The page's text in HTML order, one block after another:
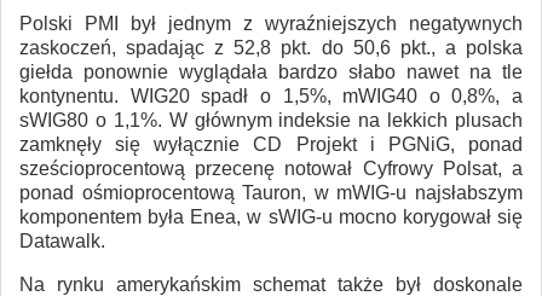
Polski PMI był jednym z wyraźniejszych negatywnych
zaskoczeń, spadając z 52,8 pkt. do 50,6 pkt., a polska
giełda ponownie wyglądała bardzo słabo nawet na tle
kontynentu. WIG20 spadł o 1,5%, mWIG40 o 0,8%, a
sWIG80 o 1,1%. W głównym indeksie na lekkich plusach
zamknęły się wyłącznie CD Projekt i PGNiG, ponad
sześcioprocentową przecenę notował Cyfrowy Polsat, a
ponad ośmioprocentową Tauron, w mWIG-u najsłabszym
komponentem była Enea, w sWIG-u mocno korygował się
Datawalk.
Na rynku amerykańskim schemat także był doskonale